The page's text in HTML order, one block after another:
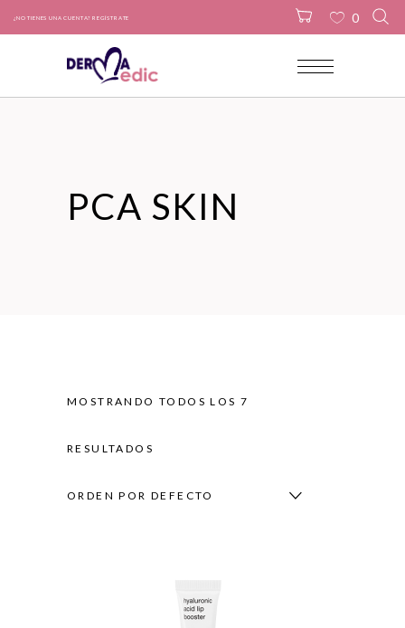
¿NO TIENES UNA CUENTA? REGÍSTRATE
No products in the cart.
0
PCA SKIN
MOSTRANDO TODOS LOS 7
RESULTADOS
ORDEN POR DEFECTO